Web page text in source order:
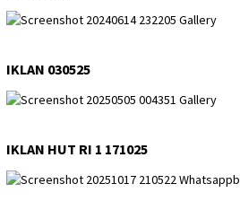
IKLAN 030525
IKLAN HUT RI 1 171025